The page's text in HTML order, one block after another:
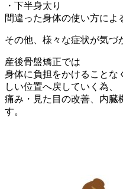
・下半身太り
間違った身体の使い方によ
その他、様々な症状が気づ
産後骨盤矯正では
身体に負担をかけることな
しい位置へ戻していく為、
痛み・見た目の改善、内臓
す。